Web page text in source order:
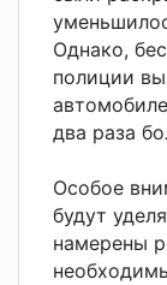
Однако,
полиции
два раза
Особое
будут
намерены